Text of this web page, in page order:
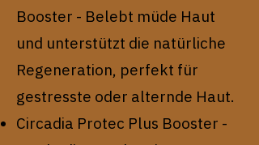
Booster - Belebt müde Haut
und unterstützt die natürliche
Regeneration, perfekt für
gestresste oder alternde Haut.
Circadia Protec Plus Booster -